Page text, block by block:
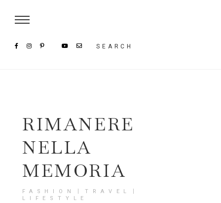
SEARCH
RIMANERE
NELLA
MEMORIA
FASHION〡TRAVEL〡
LIFESTYLE